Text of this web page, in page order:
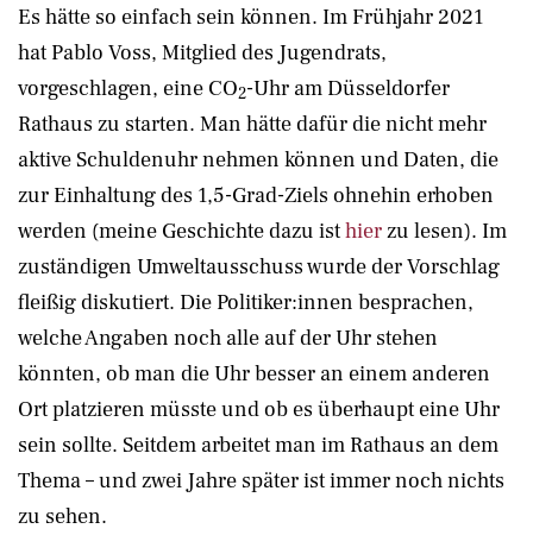
Es hätte so einfach sein können. Im Frühjahr 2021
hat Pablo Voss, Mitglied des Jugendrats,
vorgeschlagen, eine CO2-Uhr am Düsseldorfer
Rathaus zu starten. Man hätte dafür die nicht mehr
aktive Schuldenuhr nehmen können und Daten, die
zur Einhaltung des 1,5-Grad-Ziels ohnehin erhoben
werden (meine Geschichte dazu isthierzu lesen). Im
zuständigen Umweltausschuss wurde der Vorschlag
fleißig diskutiert. Die Politiker:innen besprachen,
welche Angaben noch alle auf der Uhr stehen
könnten, ob man die Uhr besser an einem anderen
Ort platzieren müsste und ob es überhaupt eine Uhr
sein sollte. Seitdem arbeitet man im Rathaus an dem
Thema – und zwei Jahre später ist immer noch nichts
zu sehen.